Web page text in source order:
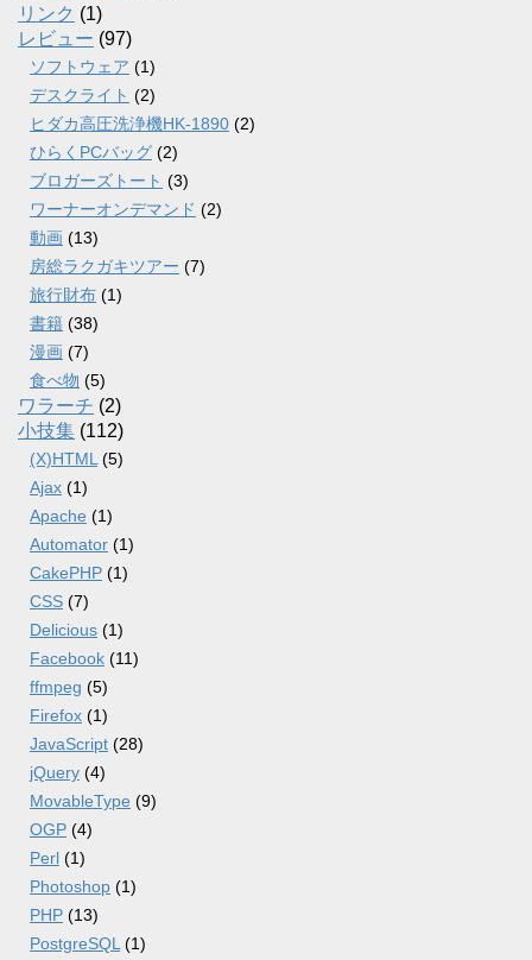
リンク (1)
レビュー (97)
ソフトウェア (1)
デスクライト (2)
ヒダカ高圧洗浄機HK-1890 (2)
ひらくPCバッグ (2)
ブロガーズトート (3)
ワーナーオンデマンド (2)
動画 (13)
房総ラクガキツアー (7)
旅行財布 (1)
書籍 (38)
漫画 (7)
食べ物 (5)
ワラーチ (2)
小技集 (112)
(X)HTML (5)
Ajax (1)
Apache (1)
Automator (1)
CakePHP (1)
CSS (7)
Delicious (1)
Facebook (11)
ffmpeg (5)
Firefox (1)
JavaScript (28)
jQuery (4)
MovableType (9)
OGP (4)
Perl (1)
Photoshop (1)
PHP (13)
PostgreSQL (1)